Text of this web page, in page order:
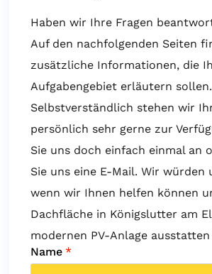
Haben wir Ihre Fragen
Auf den nachfolgenden Seiten
zusätzliche Informationen, die
Aufgabengebiet erläutern sollen.
Selbstverständlich stehen wir
persönlich sehr gerne zur
Sie uns doch einfach einmal an
Sie uns eine E-Mail. Wir würden
wenn wir Ihnen helfen können
Dachfläche in Königslutter am
modernen PV-Anlage
Name *